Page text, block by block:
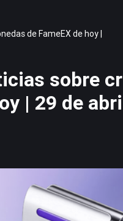
de FameEX de hoy |
sobre
| 29 de